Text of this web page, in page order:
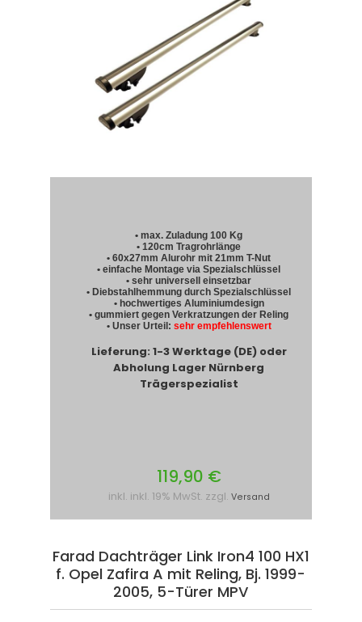
• max. Zuladung 100 Kg
• 120cm Tragrohrlänge
• 60x27mm Alurohr mit 21mm T-Nut
• einfache Montage via Spezialschlüssel
• sehr universell einsetzbar
• Diebstahlhemmung durch Spezialschlüssel
• hochwertiges Aluminiumdesign
• gummiert gegen Verkratzungen der Reling
• Unser Urteil: sehr empfehlenswert
Lieferung: 1-3 Werktage (DE) oder
Abholung Lager Nürnberg
Trägerspezialist
119,90 €
inkl. inkl. 19% MwSt. zzgl. Versand
Farad Dachträger Link Iron4 100 HX1
f. Opel Zafira A mit Reling, Bj. 1999-
2005, 5-Türer MPV